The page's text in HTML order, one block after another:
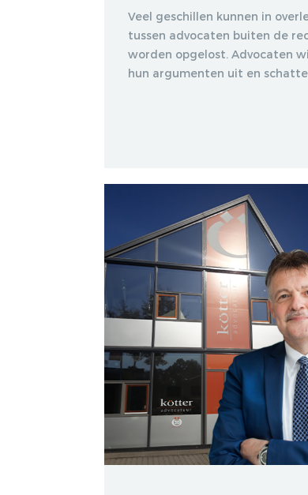
Veel geschillen kunnen in
tussen advocaten buiten de
worden opgelost. Advocaten
hun argumenten uit en